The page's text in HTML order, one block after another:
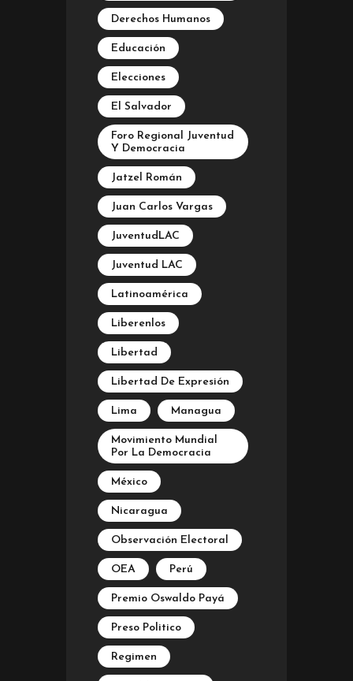
Derechos Humanos
Educación
Elecciones
El Salvador
Foro Regional Juventud
Y Democracia
Jatzel Román
Juan Carlos Vargas
JuventudLAC
Juventud LAC
Latinoamérica
Liberenlos
Libertad
Libertad De Expresión
Lima Managua
Movimiento Mundial
Por La Democracia
México
Nicaragua
Observación Electoral
OEA Perú
Premio Oswaldo Payá
Preso Politico
Regimen